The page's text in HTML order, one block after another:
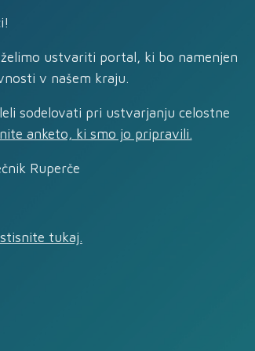
ustvariti portal, ki bo namenjen
v našem kraju.
sodelovati pri ustvarjanju celostne
anketo, ki smo jo pripravili.
Ruperče
stisnite tukaj.